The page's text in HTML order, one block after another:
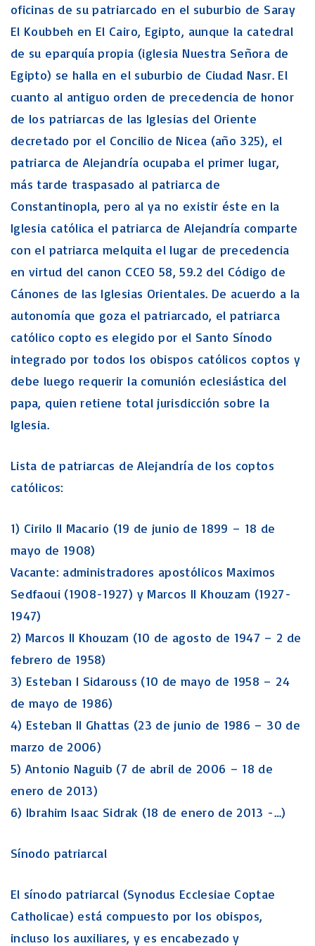
oficinas de su patriarcado en el suburbio de Saray
El Koubbeh en El Cairo, Egipto, aunque la catedral
de su eparquía propia (iglesia Nuestra Señora de
Egipto) se halla en el suburbio de Ciudad Nasr. El
cuanto al antiguo orden de precedencia de honor
de los patriarcas de las Iglesias del Oriente
decretado por el Concilio de Nicea (año 325), el
patriarca de Alejandría ocupaba el primer lugar,
más tarde traspasado al patriarca de
Constantinopla, pero al ya no existir éste en la
Iglesia católica el patriarca de Alejandría comparte
con el patriarca melquita el lugar de precedencia
en virtud del canon CCEO 58, 59.2 del Código de
Cánones de las Iglesias Orientales. De acuerdo a la
autonomía que goza el patriarcado, el patriarca
católico copto es elegido por el Santo Sínodo
integrado por todos los obispos católicos coptos y
debe luego requerir la comunión eclesiástica del
papa, quien retiene total jurisdicción sobre la
Iglesia.
Lista de patriarcas de Alejandría de los coptos
católicos:
1) Cirilo II Macario (19 de junio de 1899 – 18 de
mayo de 1908)
Vacante: administradores apostólicos Maximos
Sedfaoui (1908-1927) y Marcos II Khouzam (1927-
1947)
2) Marcos II Khouzam (10 de agosto de 1947 – 2 de
febrero de 1958)
3) Esteban I Sidarouss (10 de mayo de 1958 – 24
de mayo de 1986)
4) Esteban II Ghattas (23 de junio de 1986 – 30 de
marzo de 2006)
5) Antonio Naguib (7 de abril de 2006 – 18 de
enero de 2013)
6) Ibrahim Isaac Sidrak (18 de enero de 2013 -…)
Sínodo patriarcal
El sínodo patriarcal (Synodus Ecclesiae Coptae
Catholicae) está compuesto por los obispos,
incluso los auxiliares, y es encabezado y